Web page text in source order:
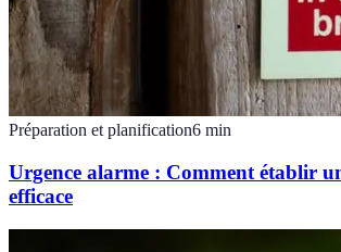
Préparation et planification6 min
Urgence alarme : Comment établir
efficace